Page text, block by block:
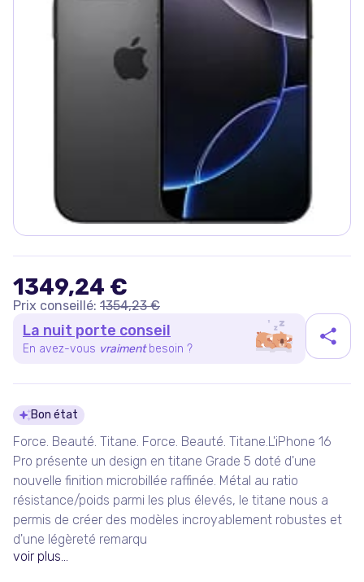
1349,24 €
Prix conseillé: 1354,23 €
La nuit porte conseil
En avez-vous vraiment besoin ?
Détails du produit
Bon état
Force. Beauté. Titane. Force. Beauté. Titane.L'iPhone 16
Pro présente un design en titane Grade 5 doté d'une
nouvelle finition microbillée raffinée. Métal au ratio
résistance/poids parmi les plus élevés, le titane nous a
permis de créer des modèles incroyable­ment robustes et
d'une légèreté remar­qu
voir plus...